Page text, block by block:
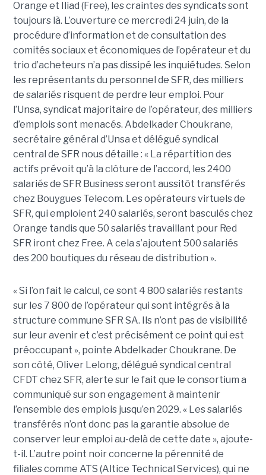
Orange et Iliad (Free), les craintes des syndicats sont
toujours là. L’ouverture ce mercredi 24 juin, de la
procédure d’information et de consultation des
comités sociaux et économiques de l’opérateur et du
trio d’acheteurs n’a pas dissipé les inquiétudes. Selon
les représentants du personnel de SFR, des milliers
de salariés risquent de perdre leur emploi. Pour
l’Unsa, syndicat majoritaire de l’opérateur, des milliers
d’emplois sont menacés. Abdelkader Choukrane,
secrétaire général d’Unsa et délégué syndical
central de SFR nous détaille : « La répartition des
actifs prévoit qu’à la clôture de l’accord, les 2400
salariés de SFR Business seront aussitôt transférés
chez Bouygues Telecom. Les opérateurs virtuels de
SFR, qui emploient 240 salariés, seront basculés chez
Orange tandis que 50 salariés travaillant pour Red
SFR iront chez Free. A cela s’ajoutent 500 salariés
des 200 boutiques du réseau de distribution ».
« Si l’on fait le calcul, ce sont 4 800 salariés restants
sur les 7 800 de l’opérateur qui sont intégrés à la
structure commune SFR SA. Ils n’ont pas de visibilité
sur leur avenir et c’est précisément ce point qui est
préoccupant », pointe Abdelkader Choukrane. De
son côté, Oliver Lelong, délégué syndical central
CFDT chez SFR, alerte sur le fait que le consortium a
communiqué sur son engagement à maintenir
l’ensemble des emplois jusqu’en 2029. « Les salariés
transférés n’ont donc pas la garantie absolue de
conserver leur emploi au-delà de cette date », ajoute-
t-il. L’autre point noir concerne la pérennité de
filiales comme ATS (Altice Technical Services), qui ne